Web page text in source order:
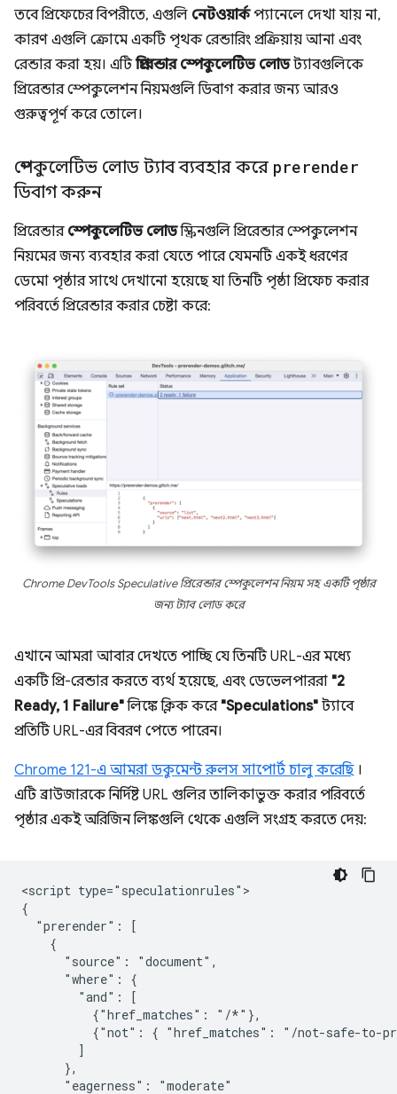
তবে প্রিফেচের বিপরীতে, এগুলি নেটওয়ার্কপ্যানেলে দেখা যায় না,
কারণ এগুলি ক্রোমে একটি পৃথক রেন্ডারিং প্রক্রিয়ায় আনা এবং
রেন্ডার করা হয়। এটিপ্রিরেন্ডার স্পেকুলেটিভ লোডট্যাবগুলিকে
প্রিরেন্ডার স্পেকুলেশন নিয়মগুলি ডিবাগ করার জন্য আরও
গুরুত্বপূর্ণ করে তোলে।
স্পেকুলেটিভ লোড ট্যাব ব্যবহার করে prerender
ডিবাগ করুন
প্রিরেন্ডার স্পেকুলেটিভ লোডস্ক্রিনগুলি প্রিরেন্ডার স্পেকুলেশন
নিয়মের জন্য ব্যবহার করা যেতে পারে যেমনটি একই ধরণের
ডেমো পৃষ্ঠার সাথে দেখানো হয়েছে যা তিনটি পৃষ্ঠা প্রিফেচ করার
পরিবর্তে প্রিরেন্ডার করার চেষ্টা করে:
Chrome DevTools Speculative প্রিরেন্ডার স্পেকুলেশন নিয়ম সহ একটি পৃষ্ঠার
জন্য ট্যাব লোড করে
এখানে আমরা আবার দেখতে পাচ্ছি যে তিনটি URL-এর মধ্যে
একটি প্রি-রেন্ডার করতে ব্যর্থ হয়েছে, এবং ডেভেলপাররা "2
Ready, 1 Failure"লিঙ্কে ক্লিক করে "Speculations" ট্যাবে
প্রতিটি URL-এর বিবরণ পেতে পারেন।
Chrome 121-এ আমরা ডকুমেন্ট রুলস সাপোর্ট চালু করেছি।
এটি ব্রাউজারকে নির্দিষ্ট URL গুলির তালিকাভুক্ত করার পরিবর্তে
পৃষ্ঠার একই অরিজিন লিঙ্কগুলি থেকে এগুলি সংগ্রহ করতে দেয়:
<script type="speculationrules">
{
  "prerender": [
    {
      "source": "document",
      "where": {
        "and": [
          {"href_matches": "/*"},
{"not": { "href_matches": "/not-safe-to-
        ]
      },
      "eagerness": "moderate"